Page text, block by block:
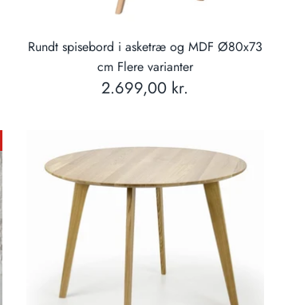
Rundt spisebord i asketræ og MDF Ø80x73
cm Flere varianter
2.699,00 kr.